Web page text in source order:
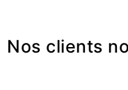
Nos clients